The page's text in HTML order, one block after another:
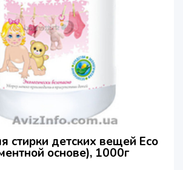
стирки детских вещей Eco
основе), 1000г